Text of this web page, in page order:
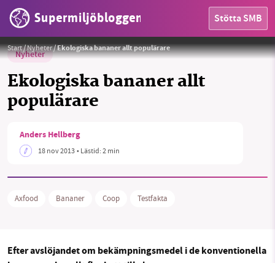
Supermiljöbloggen Stötta SMB
OMRÅDEN
OM OSS
Sök Sparade inlägg Tipsa oss
Start/Nyheter/Ekologiska bananer allt populärare
Nyheter
Ekologiska bananer allt
populärare
Anders Hellberg
18 nov 2013• Lästid:2 min
Axfood Bananer Coop Testfakta
Efter avslöjandet om bekämpningsmedel i de konventionella